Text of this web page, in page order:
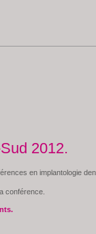
2012.
en implantologie
conférence.